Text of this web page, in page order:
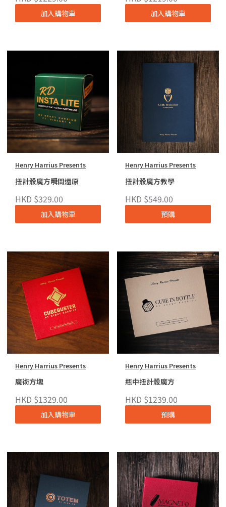
加入購物車 加入購物車
Henry Harrius Presents
扭計骰魔方𣊬間還原
HKD $329.00
加入購物車
Henry Harrius Presents
扭計骰魔方教學
HKD $549.00
預購
Henry Harrius Presents
魔術方塊
HKD $1329.00
加入購物車
Henry Harrius Presents
瓶中扭計骰魔方
HKD $1239.00
預購